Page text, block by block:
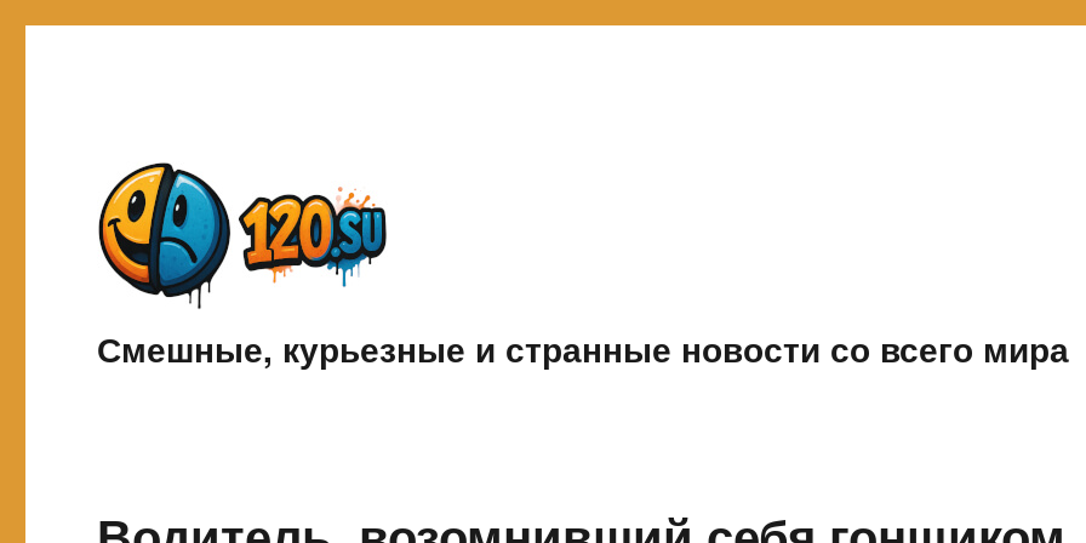
Смешные, курьезные и странные новости со всего мира